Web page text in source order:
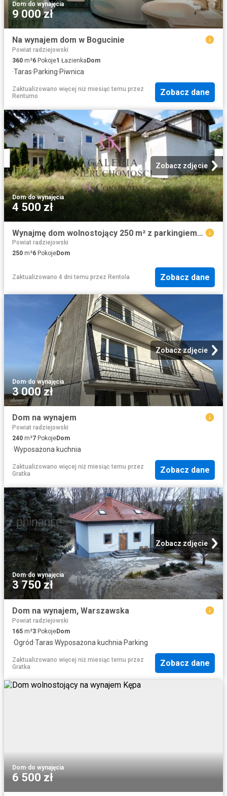
Dom·do wynajęcia
9 000 zł
Na wynajem dom w Bogucinie
Powiat radziejowski
360 m²6 Pokoje1 ŁazienkaDom
·Taras·Parking·Piwnica
Zaktualizowano więcej niż miesiąc temu przez
Rentumo
Zobacz dane
Zobacz zdjęcie
Dom·do wynajęcia
4 500 zł
Wynajmę dom wolnostojący 250 m² z parkingiem Ciechocinek
Powiat radziejowski
250 m²6 PokojeDom
Zaktualizowano 4 dni temu przez Rentola Zobacz dane
Zobacz zdjęcie
Dom·do wynajęcia
3 000 zł
Dom na wynajem
Powiat radziejowski
240 m²7 PokojeDom
·Wyposażona kuchnia
Zaktualizowano więcej niż miesiąc temu przez
Gratka
Zobacz dane
Zobacz zdjęcie
Dom·do wynajęcia
3 750 zł
Dom na wynajem, Warszawska
Powiat radziejowski
165 m²3 PokojeDom
·Ogród·Taras·Wyposażona kuchnia·Parking
Zaktualizowano więcej niż miesiąc temu przez
Gratka
Zobacz dane
Dom·do wynajęcia
6 500 zł